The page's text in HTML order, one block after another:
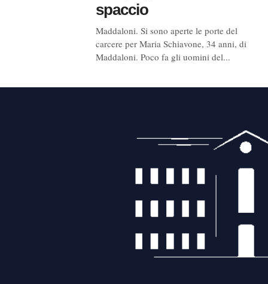
spaccio
Maddaloni. Si sono aperte le porte del
carcere per Maria Schiavone, 34 anni, di
Maddaloni. Poco fa gli uomini del...